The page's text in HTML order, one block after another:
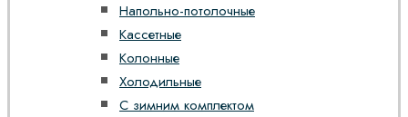
Напольно-потолочные
Кассетные
Колонные
Холодильные
С зимним комплектом